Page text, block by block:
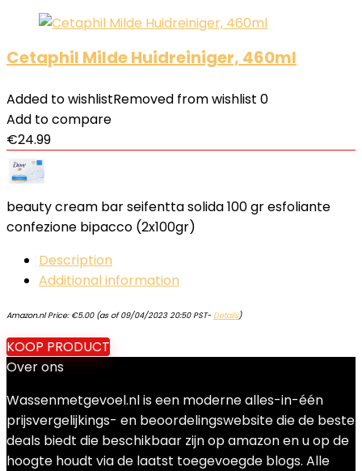
Cetaphil Milde Huidreiniger, 460ml
Added to wishlistRemoved from wishlist 0
Add to compare
€24.99
beauty cream bar seifentta solida 100 gr esfoliante
confezione bipacco (2x100gr)
Description
Additional information
Amazon.nl Price: €5.00(as of 09/04/2023 20:50 PST- Details)
KOOP PRODUCT
Over ons
Wassenmetgevoel.nl is een moderne alles-in-één
prijsvergelijkings- en beoordelingswebsite die de beste
deals biedt die beschikbaar zijn op amazon en u op de
hoogte houdt via de laatst toegevoegde blogs. Alle